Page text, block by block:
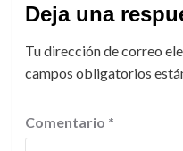
Deja una
Tu dirección de correo
campos obligatorios
Comentario *